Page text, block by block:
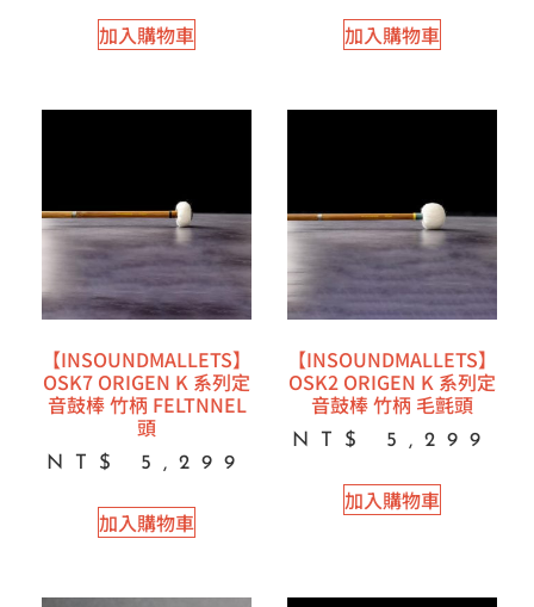
加入購物車 加入購物車
【INSOUNDMALLETS】
OSK7 ORIGEN K 系列定
音鼓棒 竹柄 FELTNNEL
頭
NT$ 5,299
加入購物車
【INSOUNDMALLETS】
OSK2 ORIGEN K 系列定
音鼓棒 竹柄 毛氈頭
NT$ 5,299
加入購物車